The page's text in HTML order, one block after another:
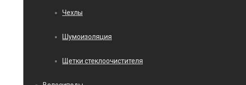
Чехлы
Шумоизоляция
Щетки стеклоочистителя